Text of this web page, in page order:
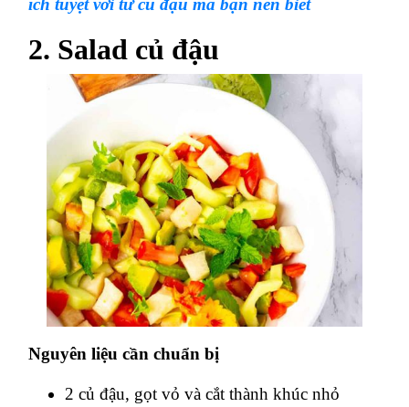
ích tuyệt vời từ củ đậu mà bạn nên biết
2. Salad củ đậu
Nguyên liệu cần chuẩn bị
2 củ đậu, gọt vỏ và cắt thành khúc nhỏ